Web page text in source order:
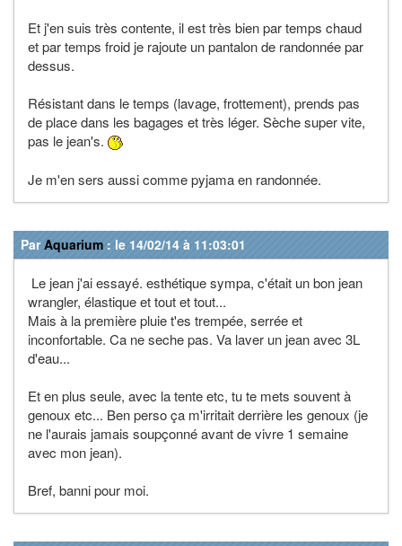
Et j'en suis très contente, il est très bien par temps chaud
et par temps froid je rajoute un pantalon de randonnée par
dessus.
Résistant dans le temps (lavage, frottement), prends pas
de place dans les bagages et très léger. Sèche super vite,
pas le jean's.
Je m'en sers aussi comme pyjama en randonnée.
ParAquarium : le 14/02/14 à 11:03:01
Le jean j'ai essayé. esthétique sympa, c'était un bon jean
wrangler, élastique et tout et tout...
Mais à la première pluie t'es trempée, serrée et
inconfortable. Ca ne seche pas. Va laver un jean avec 3L
d'eau...
Et en plus seule, avec la tente etc, tu te mets souvent à
genoux etc... Ben perso ça m'irritait derrière les genoux (je
ne l'aurais jamais soupçonné avant de vivre 1 semaine
avec mon jean).
Bref, banni pour moi.